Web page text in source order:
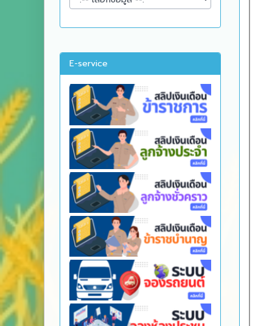
E-service